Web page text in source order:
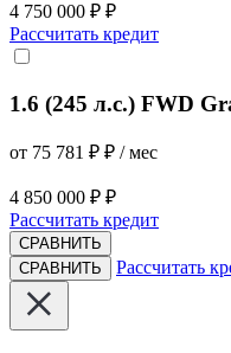
4 750 000 ₽ ₽
Рассчитать кредит
1.6 (245 л.с.) FWD
от 75 781 ₽ ₽ / мес
4 850 000 ₽ ₽
Рассчитать кредит
СРАВНИТЬ
СРАВНИТЬ
Рассчитать